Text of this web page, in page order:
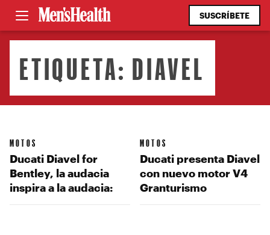
SUSCRÍBETE
ETIQUETA: DIAVEL
MOTOS
Ducati Diavel for
Bentley, la audacia
inspira a la audacia:
MOTOS
Ducati presenta Diavel
con nuevo motor V4
Granturismo